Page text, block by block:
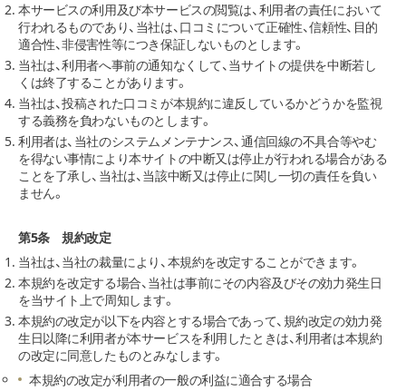
本サービスの利用及び本サービスの閲覧は、利用者の責任において
行われるものであり、当社は、口コミについて正確性、信頼性、目的
適合性、非侵害性等につき保証しないものとします。
当社は、利用者へ事前の通知なくして、当サイトの提供を中断若し
くは終了することがあります。
当社は、投稿された口コミが本規約に違反しているかどうかを監視
する義務を負わないものとします。
利用者は、当社のシステムメンテナンス、通信回線の不具合等やむ
を得ない事情により本サイトの中断又は停止が行われる場合がある
ことを了承し、当社は、当該中断又は停止に関し一切の責任を負い
ません。
第5条 規約改定
当社は、当社の裁量により、本規約を改定することができます。
本規約を改定する場合、当社は事前にその内容及びその効力発生日
を当サイト上で周知します。
本規約の改定が以下を内容とする場合であって、規約改定の効力発
生日以降に利用者が本サービスを利用したときは、利用者は本規約
の改定に同意したものとみなします。
本規約の改定が利用者の一般の利益に適合する場合